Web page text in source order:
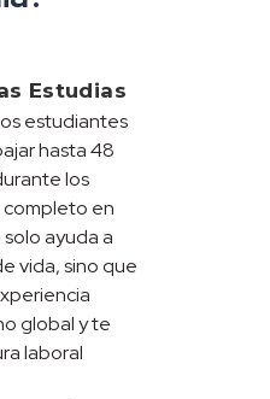
Estudias
estudiantes
hasta 48
los
completo en
ayuda a
vida, sino que
global y te
laboral